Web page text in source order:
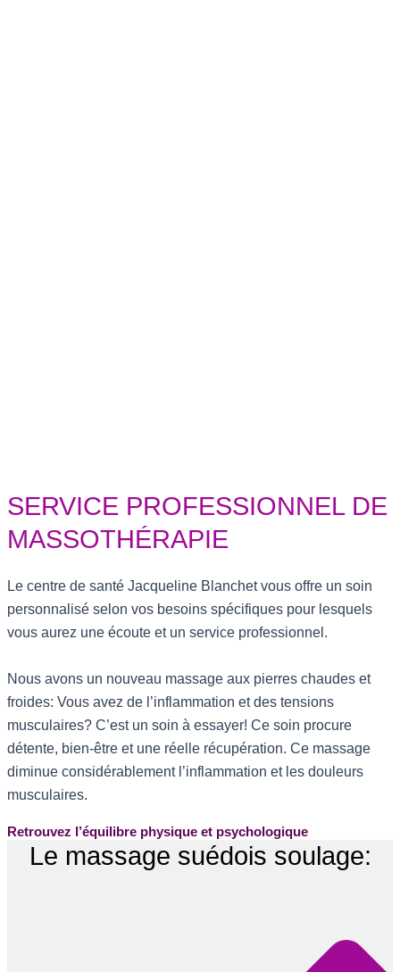
SERVICE PROFESSIONNEL DE
MASSOTHÉRAPIE
Le centre de santé Jacqueline Blanchet vous offre un soin
personnalisé selon vos besoins spécifiques pour lesquels
vous aurez une écoute et un service professionnel.
Nous avons un nouveau massage aux pierres chaudes et
froides: Vous avez de l’inflammation et des tensions
musculaires? C’est un soin à essayer! Ce soin procure
détente, bien-être et une réelle récupération. Ce massage
diminue considérablement l’inflammation et les douleurs
musculaires.
Retrouvez l’équilibre physique et psychologique
Le massage suédois soulage: